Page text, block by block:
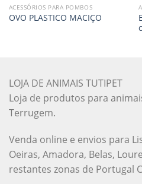
ACESSÓRIOS PARA POMBOS
OVO PLASTICO MACIÇO
LOJA DE ANIMAIS TUTIPET
Loja de produtos para
Terrugem.
Venda online e envios para
Oeiras, Amadora, Belas,
restantes zonas de Portugal